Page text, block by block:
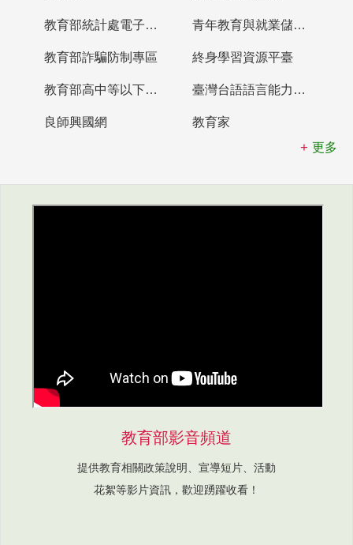
教育部統計處電子書櫃 青年教育與就業儲蓄帳戶
教育部詐騙防制專區 終身學習資源平臺
教育部高中等以下學校及幼兒園教師資格檢定考試 臺灣台語語言能力認證網站
良師興國網
教育家
更多
教育部影音頻道
提供教育相關政策說明、宣導短片、活動
花絮等影片資訊，歡迎踴躍收看！